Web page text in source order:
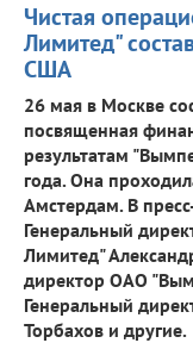
Чистая
Лимитед"
США
26 мая в Москве
посвященная
результатам
года. Она
Амстердам. В
Генеральный
Лимитед"
директор ОАО
Генеральный
Торбахов и другие.